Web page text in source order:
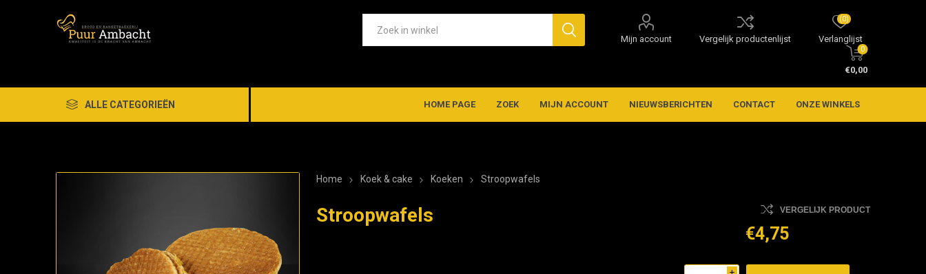
Mijn account Vergelijk productenlijst Verlanglijst
(0)
0
€0,00
ALLE CATEGORIEËN HOME PAGE ZOEK MIJN ACCOUNT NIEUWSBERICHTEN CONTACT ONZE WINKELS
Home Koek & cake Koeken Stroopwafels
Stroopwafels VERGELIJK PRODUCT
€4,75
i